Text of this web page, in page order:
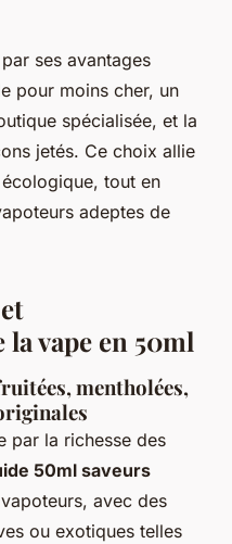
ses avantages
pour moins cher, un
spécialisée, et la
jetés. Ce choix allie
tout en
adeptes de
vape en 50ml
mentholées,
par la richesse des
50ml saveurs
avec des
ou exotiques telles